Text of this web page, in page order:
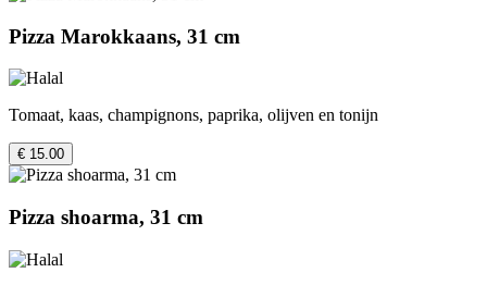
Pizza Marokkaans, 31 cm
Tomaat, kaas, champignons, paprika, olijven en tonijn
€ 15.00
Pizza shoarma, 31 cm